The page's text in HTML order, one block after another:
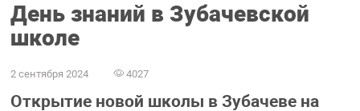
День знаний в Зубачевской
школе
2 сентября 2024 4027
Открытие новой школы в Зубачеве на